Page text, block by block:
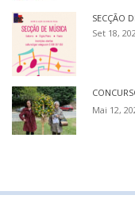
SECÇÃO
Set 18,
Mai 12,